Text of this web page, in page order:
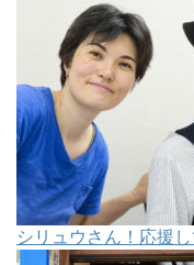
シリュウさん！応援し